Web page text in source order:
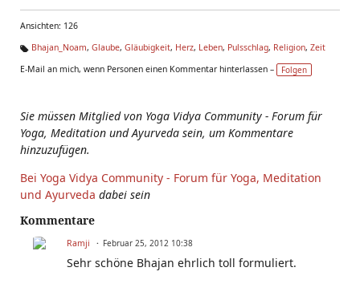
Ansichten: 126
g
Bhajan_Noam, Glaube, Gläubigkeit, Herz, Leben, Pulsschlag, Religion, Zeit
E-Mail an mich, wenn Personen einen Kommentar hinterlassen –
Folgen
Sie müssen Mitglied von Yoga Vidya Community - Forum für
Yoga, Meditation und Ayurveda sein, um Kommentare
hinzuzufügen.
Bei Yoga Vidya Community - Forum für Yoga, Meditation
und Ayurveda dabei sein
Kommentare
Ramji Februar 25, 2012 10:38
Sehr schöne Bhajan ehrlich toll formuliert.